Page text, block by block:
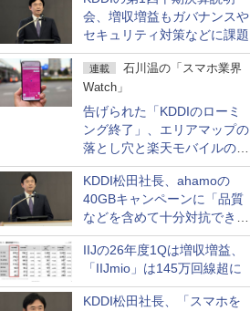
会、増収増益もガバナンスや
セキュリティ対策などに課題
連載
石川温の「スマホ業界
Watch」
告げられた「KDDIのローミ
ング終了」、エリアマップの
落とし穴と楽天モバイルの課
題
KDDI松田社長、ahamoの
40GBキャンペーンに「品質
などを含めて十分対抗でき
る」
IIJの26年度1Qは増収増益、
「IIJmio」は145万回線超に
KDDI松田社長、「スマホを